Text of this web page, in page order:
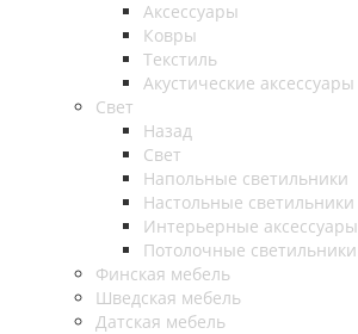
Аксессуары
Ковры
Текстиль
Акустические аксессуары
Свет
Назад
Свет
Напольные светильники
Настольные светильники
Интерьерные аксессуары
Потолочные светильники
Финская мебель
Шведская мебель
Датская мебель